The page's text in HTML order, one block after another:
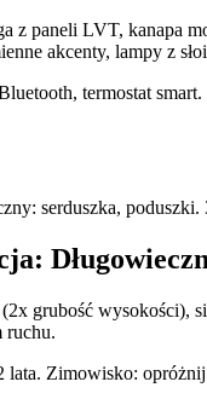
z paneli LVT, kanapa
akcenty, lampy z
termostat
serduszka,
grubość wysokości),
ruchu.
Zimowisko: